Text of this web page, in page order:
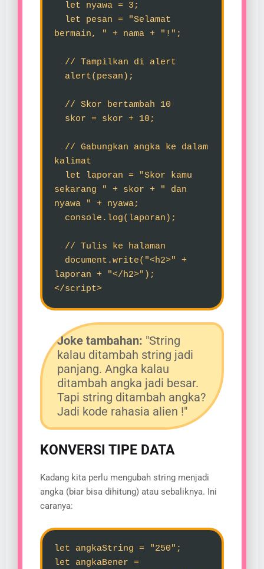
let nyawa = 3;
let pesan = "Selamat
bermain, " + nama + "!";
// Tampilkan di alert
alert(pesan);
// Skor bertambah 10
skor = skor + 10;
// Gabungkan angka ke dalam
kalimat
let laporan = "Skor kamu
sekarang " + skor + " dan
nyawa " + nyawa;
console.log(laporan);
// Tulis ke halaman
document.write("<h2>" +
laporan + "</h2>");
</script>
Joke tambahan: "String
kalau ditambah string jadi
panjang. Angka kalau
ditambah angka jadi besar.
Tapi string ditambah angka?
Jadi kode rahasia alien !"
KONVERSI TIPE DATA
Kadang kita perlu mengubah string menjadi
angka (biar bisa dihitung) atau sebaliknya. Ini
caranya:
let angkaString = "250";
let angkaBener =